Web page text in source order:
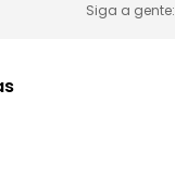
Siga a gente: